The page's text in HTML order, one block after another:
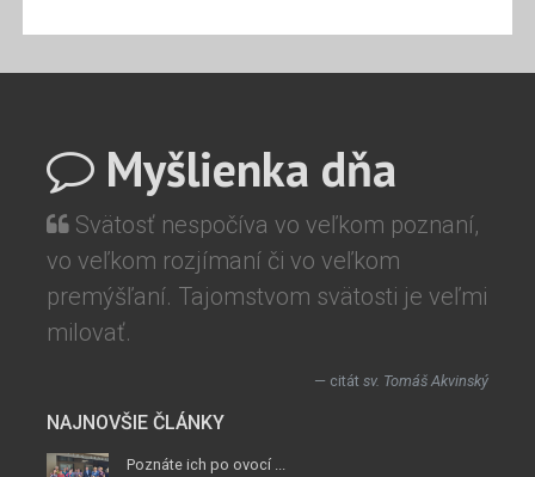
Myšlienka dňa
Svätosť nespočíva vo veľkom poznaní,
vo veľkom rozjímaní či vo veľkom
premýšľaní. Tajomstvom svätosti je veľmi
milovať.
citát sv. Tomáš Akvinský
NAJNOVŠIE ČLÁNKY
Poznáte ich po ovocí ...